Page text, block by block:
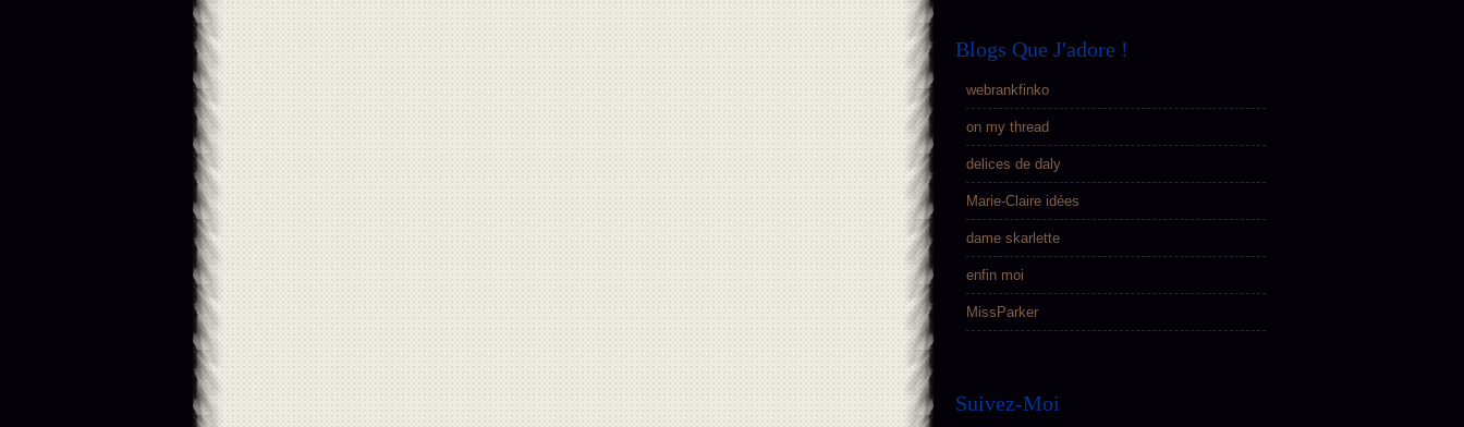
Blogs Que J'adore !
webrankfinko
on my thread
delices de daly
Marie-Claire idées
dame skarlette
enfin moi
MissParker
Suivez-Moi